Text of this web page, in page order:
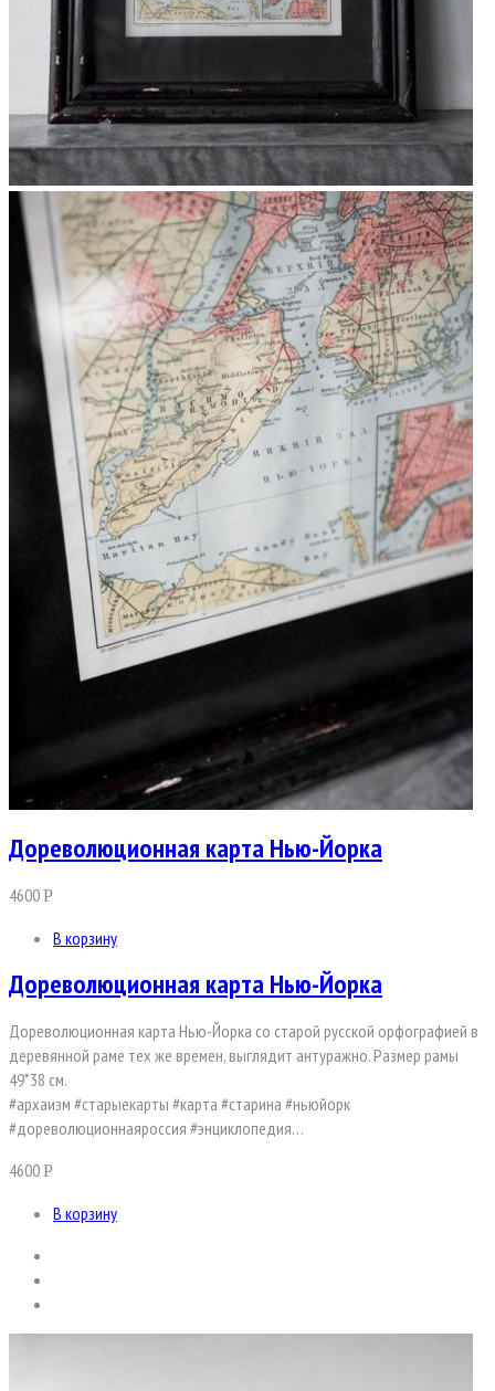
Дореволюционная карта Нью-Йорка
4600Р
В корзину
Дореволюционная карта Нью-Йорка
Дореволюционная карта Нью-Йорка со старой русской орфографией в
деревянной раме тех же времен, выглядит антуражно. Размер рамы
49*38 см.
#архаизм #старыекарты #карта #старина #ньюйорк
#дореволюционнаяроссия #энциклопедия…
4600Р
В корзину